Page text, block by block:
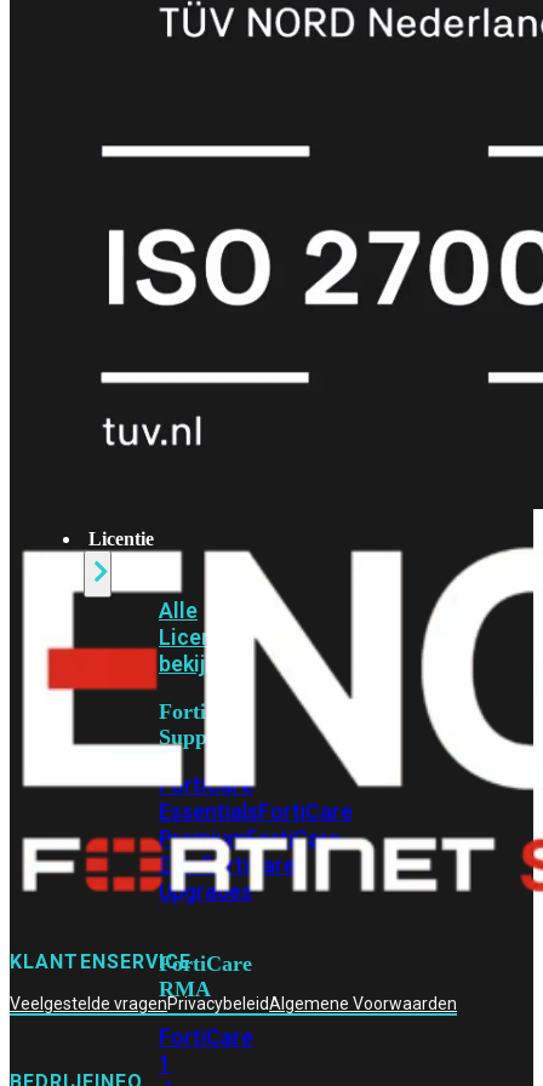
met
FortiWiFi
40F
FortiWiFi
50G FortiWiFi
51G FortiWiFi
60F
FortiWiFi
70GFortiWiFi
71GFortiWiFi
80FFortiWiFi
Licentie
Alle
Licenties
bekijken
FortiCare
Support
FortiCare
EssentialsFortiCare
PremiumFortiCare
EliteFortiCare
Upgrades
FortiCare
RMA
FortiCare
1
KLANTENSERVICE
Veelgestelde vragenPrivacybeleidAlgemene Voorwaarden